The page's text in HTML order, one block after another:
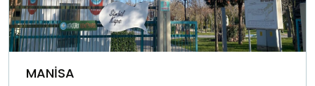
MANİSA